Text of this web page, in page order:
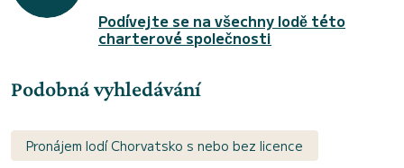
Podívejte se na všechny lodě této
charterové společnosti
Podobná vyhledávání
Pronájem lodí Chorvatsko s nebo bez licence